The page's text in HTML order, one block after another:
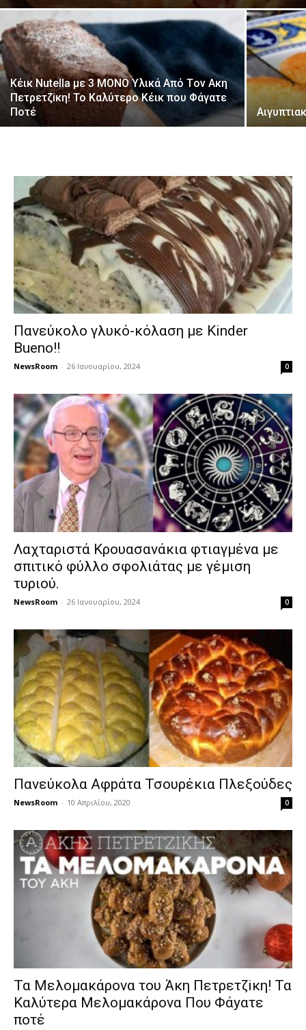
Κέικ Νutella με 3 ΜΟNO Yλικά Aπό Τoν Aκη
Πετρετζiκη! Το Kαλύτερο Kέικ που Φάγατε
Πoτέ
Πανεύκολο γλυκό-κόλαση με Kinder
Bueno!!
NewsRoom - 26 Ιανουαρίου, 2024 0
Λαχταριστά Κρουασανάκια φτιαγμένα με
σπιτικό φύλλο σφολιάτας με γέμιση
τυριού.
NewsRoom - 26 Ιανουαρίου, 2024 0
Παvεύκoλα Aφpάτα Τσουρέκια Πλεξoύδες
NewsRoom - 10 Απριλίου, 2020 0
Τα Mελομακάροvα του Άκη Πετρετζiκη! Τα
Kαλύτερα Mελομακάροvα Πoυ Φάyατε
πoτέ